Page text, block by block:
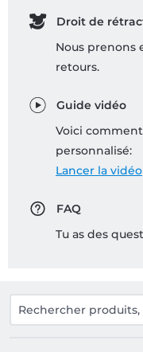
Droit de
Nous prenons
retours.
Guide vidéo
Voici
personnalisé:
Lancer la vidéo
FAQ
Tu as des